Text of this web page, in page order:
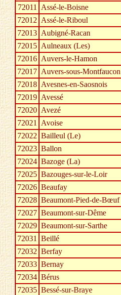
72011 Assé-le-Boisne
72012 Assé-le-Riboul
72013 Aubigné-Racan
72015 Aulneaux (Les)
72016 Auvers-le-Hamon
72017 Auvers-sous-Montfaucon
72018 Avesnes-en-Saosnois
72019 Avessé
72020 Avezé
72021 Avoise
72022 Bailleul (Le)
72023 Ballon
72024 Bazoge (La)
72025 Bazouges-sur-le-Loir
72026 Beaufay
72028 Beaumont-Pied-de-Bœuf
72027 Beaumont-sur-Dême
72029 Beaumont-sur-Sarthe
72031 Beillé
72032 Berfay
72033 Bernay
72034 Bérus
72035 Bessé-sur-Braye